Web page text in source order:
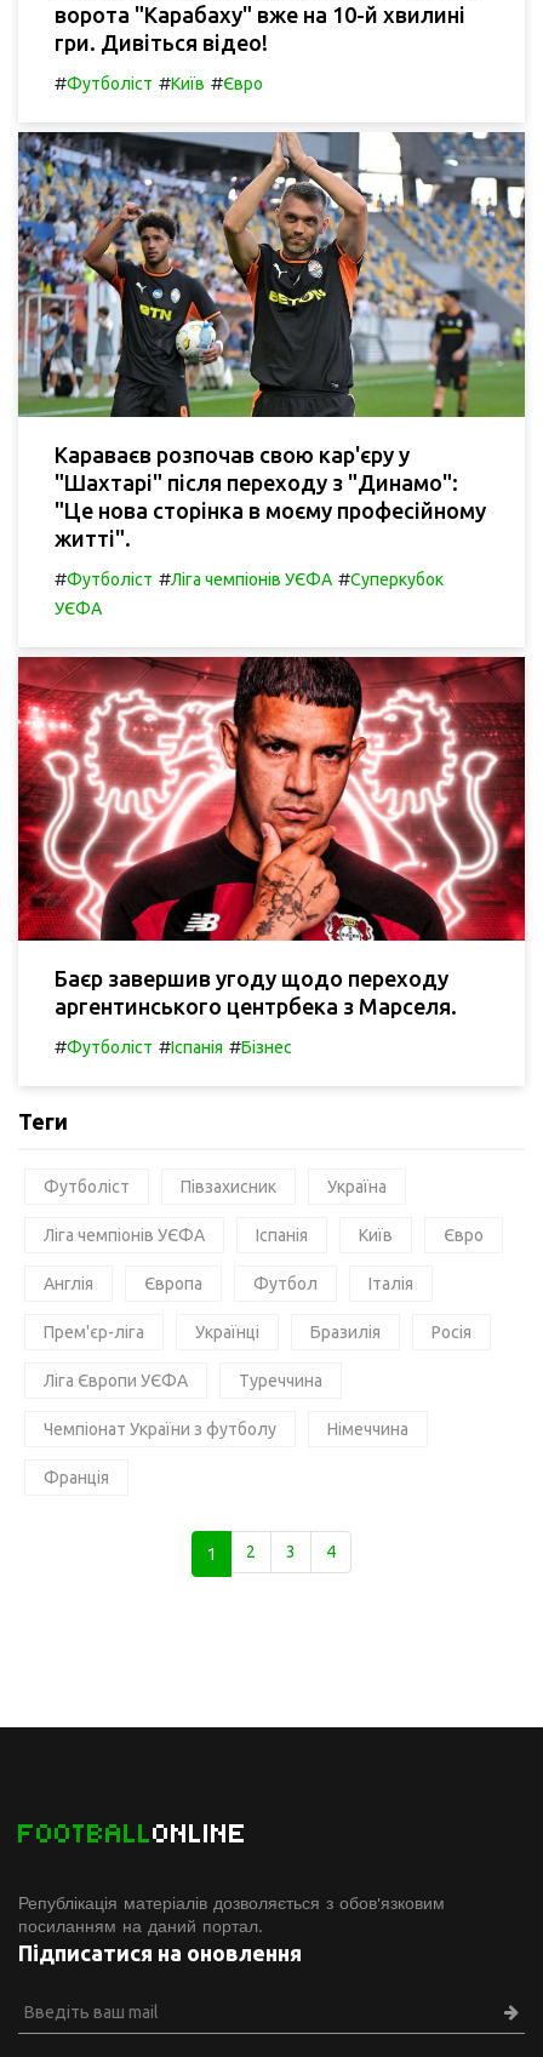
ворота "Карабаху" вже на 10-й хвилині
гри. Дивіться відео!
#Футболіст #Київ #Євро
Караваєв розпочав свою кар'єру у
"Шахтарі" після переходу з "Динамо":
"Це нова сторінка в моєму професійному
житті".
#Футболіст #Ліга чемпіонів УЄФА #Суперкубок
УЄФА
Баєр завершив угоду щодо переходу
аргентинського центрбека з Марселя.
#Футболіст #Іспанія #Бізнес
Теги
Футболіст Півзахисник Україна
Ліга чемпіонів УЄФА Іспанія Київ Євро
Англія Європа Футбол Італія
Прем'єр-ліга Українці Бразилія Росія
Ліга Європи УЄФА Туреччина
Чемпіонат України з футболу Німеччина
Франція
1 2 3 4
FOOTBALLONLINE
Републікація матеріалів дозволяється з обов'язковим
посиланням на даний портал.
Підписатися на оновлення